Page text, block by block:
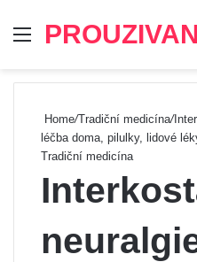
Menu
Home/Tradiční medicína/
léčba doma, pilulky, lidové
Tradiční medicína